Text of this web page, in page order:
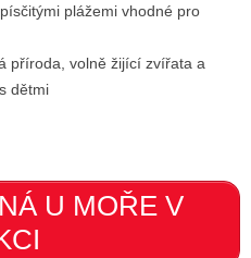
plážemi vhodné pro
příroda, volně žijící zvířata a
dětmi
U MOŘE V